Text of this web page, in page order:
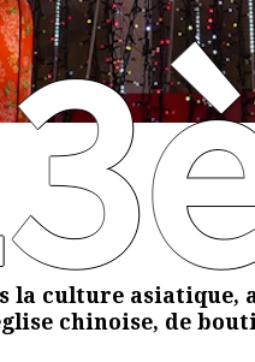
la culture asiatique,
chinoise, de